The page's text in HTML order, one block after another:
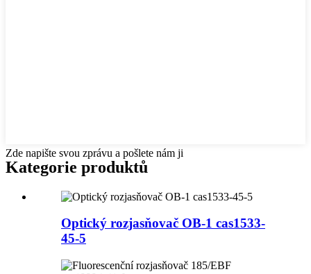
Zde napište svou zprávu a pošlete nám ji
Kategorie produktů
Optický rozjasňovač OB-1 cas1533-
45-5